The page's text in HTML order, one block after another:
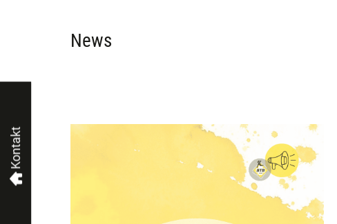
News
Kontakt